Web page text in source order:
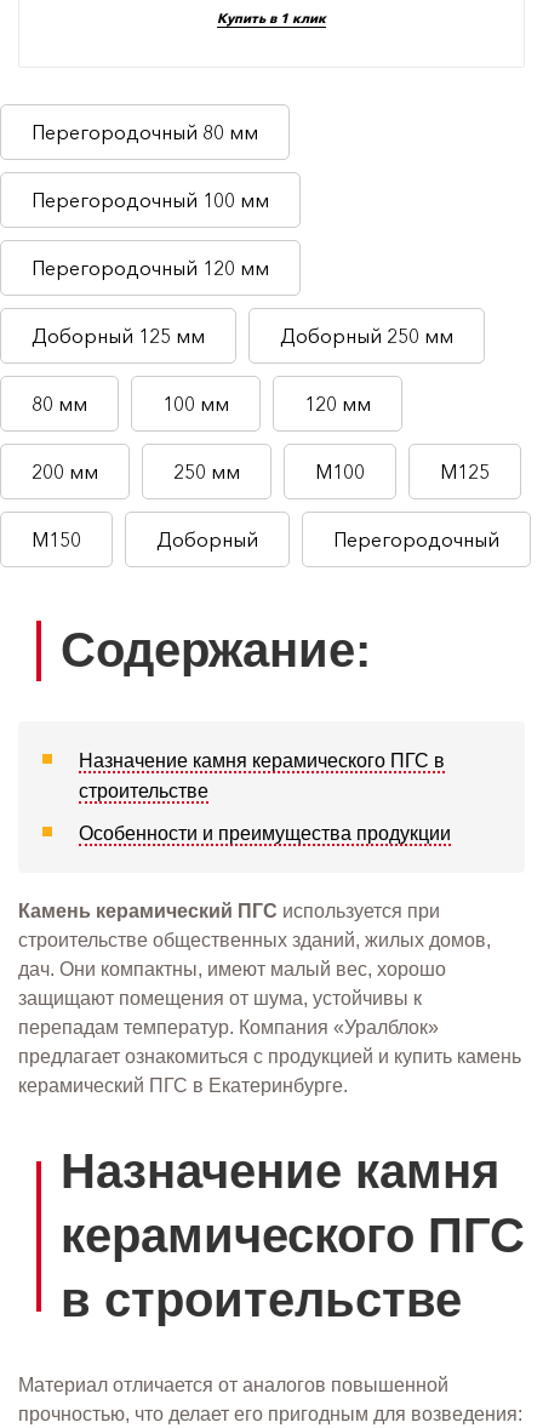
Купить в 1 клик
Перегородочный 80 мм
Перегородочный 100 мм
Перегородочный 120 мм
Доборный 125 мм Доборный 250 мм
80 мм 100 мм 120 мм
200 мм 250 мм М100 М125
М150 Доборный Перегородочный
Содержание:
Назначение камня керамического ПГС в
строительстве
Особенности и преимущества продукции
Камень керамический ПГС используется при
строительстве общественных зданий, жилых домов,
дач. Они компактны, имеют малый вес, хорошо
защищают помещения от шума, устойчивы к
перепадам температур. Компания «Уралблок»
предлагает ознакомиться с продукцией и купить камень
керамический ПГС в Екатеринбурге.
Назначение камня
керамического ПГС
в строительстве
Материал отличается от аналогов повышенной
прочностью, что делает его пригодным для возведения: